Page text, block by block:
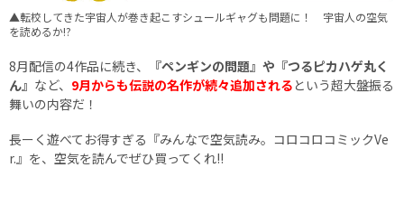
▲転校してきた宇宙人が巻き起こすシュールギャグも問題に！ 宇宙人の空気
を読めるか!?
8月配信の4作品に続き、
『ペンギンの問題』や『つるピカハゲ丸く
ん』 など、 9月からも伝説の名作が続々追加される という超大盤振る
舞いの内容だ！
長ーく遊べてお得すぎる『みんなで空気読み。コロコロコミックVe
r.』を、空気を読んでぜひ買ってくれ!!